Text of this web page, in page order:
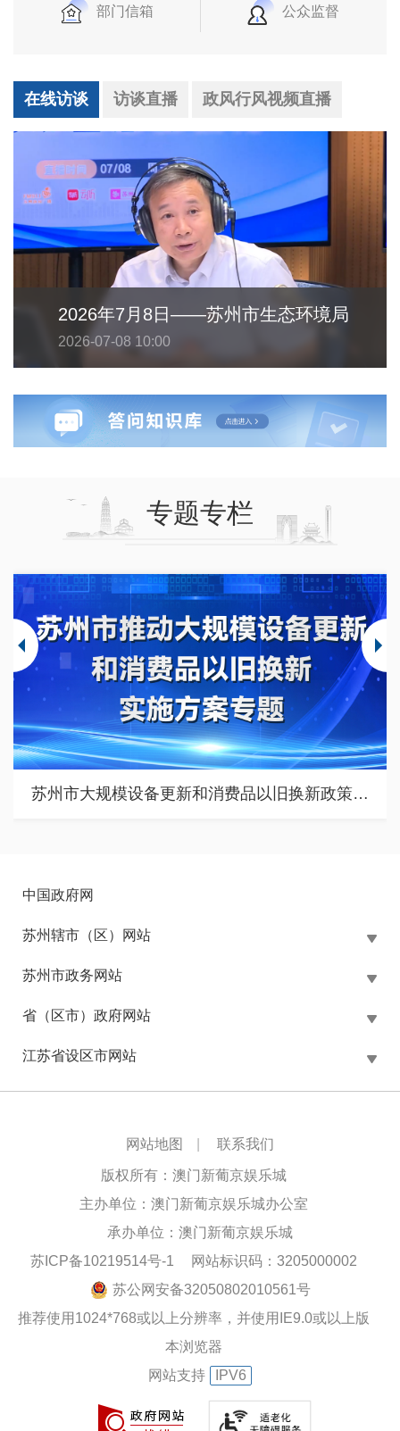
部门信箱 公众监督
在线访谈 访谈直播 政风行风视频直播
2026年7月8日——苏州市生态环境局
2026-07-08 10:00
专题专栏
苏州市大规模设备更新和消费品以旧换新政策专题
中国政府网
苏州辖市（区）网站
苏州市政务网站
省（区市）政府网站
江苏省设区市网站
网站地图 联系我们
版权所有：澳门新葡京娱乐城
主办单位：澳门新葡京娱乐城办公室
承办单位：澳门新葡京娱乐城
苏ICP备10219514号-1
网站标识码：3205000002
苏公网安备32050802010561号
推荐使用1024*768或以上分辨率，并使用IE9.0或以上版
本浏览器
网站支持
IPV6